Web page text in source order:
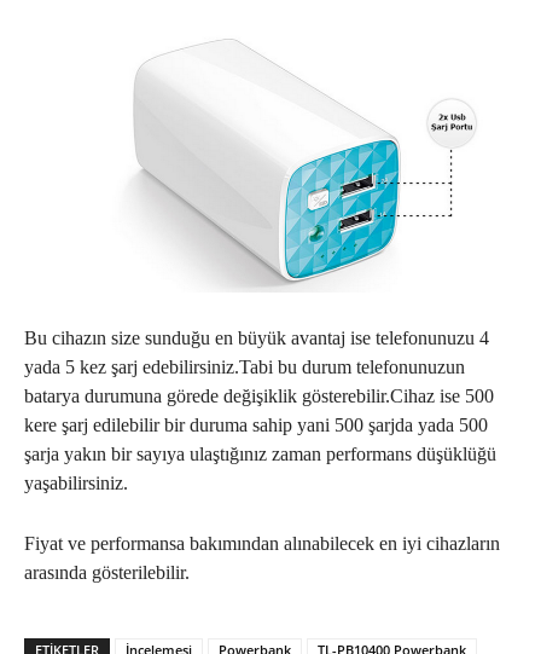
Bu cihazın size sunduğu en büyük avantaj ise telefonunuzu 4
yada 5 kez şarj edebilirsiniz.Tabi bu durum telefonunuzun
batarya durumuna görede değişiklik gösterebilir.Cihaz ise 500
kere şarj edilebilir bir duruma sahip yani 500 şarjda yada 500
şarja yakın bir sayıya ulaştığınız zaman performans düşüklüğü
yaşabilirsiniz.
Fiyat ve performansa bakımından alınabilecek en iyi cihazların
arasında gösterilebilir.
ETIKETLER İncelemesi Powerbank TL-PB10400 Powerbank